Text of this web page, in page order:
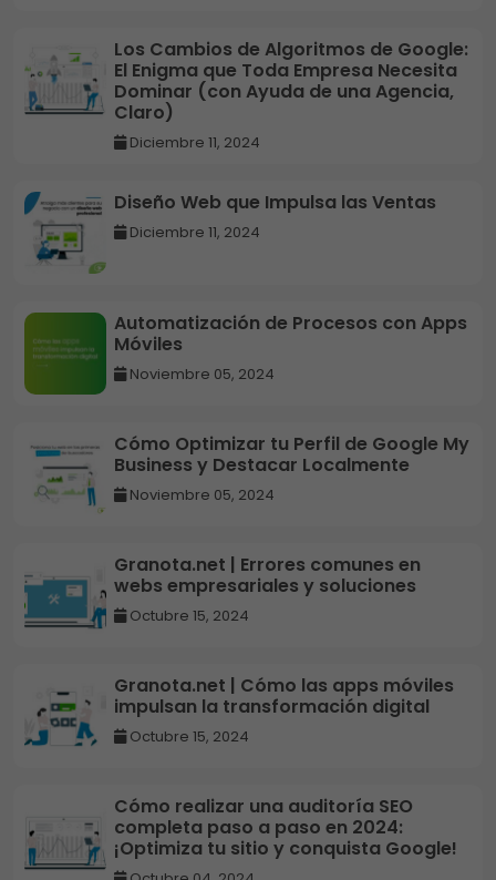
Los Cambios de Algoritmos de Google:
El Enigma que Toda Empresa Necesita
Dominar (con Ayuda de una Agencia,
Claro)
Diciembre 11, 2024
Diseño Web que Impulsa las Ventas
Diciembre 11, 2024
Automatización de Procesos con Apps
Móviles
Noviembre 05, 2024
Cómo Optimizar tu Perfil de Google My
Business y Destacar Localmente
Noviembre 05, 2024
Granota.net | Errores comunes en
webs empresariales y soluciones
Octubre 15, 2024
Granota.net | Cómo las apps móviles
impulsan la transformación digital
Octubre 15, 2024
Cómo realizar una auditoría SEO
completa paso a paso en 2024:
¡Optimiza tu sitio y conquista Google!